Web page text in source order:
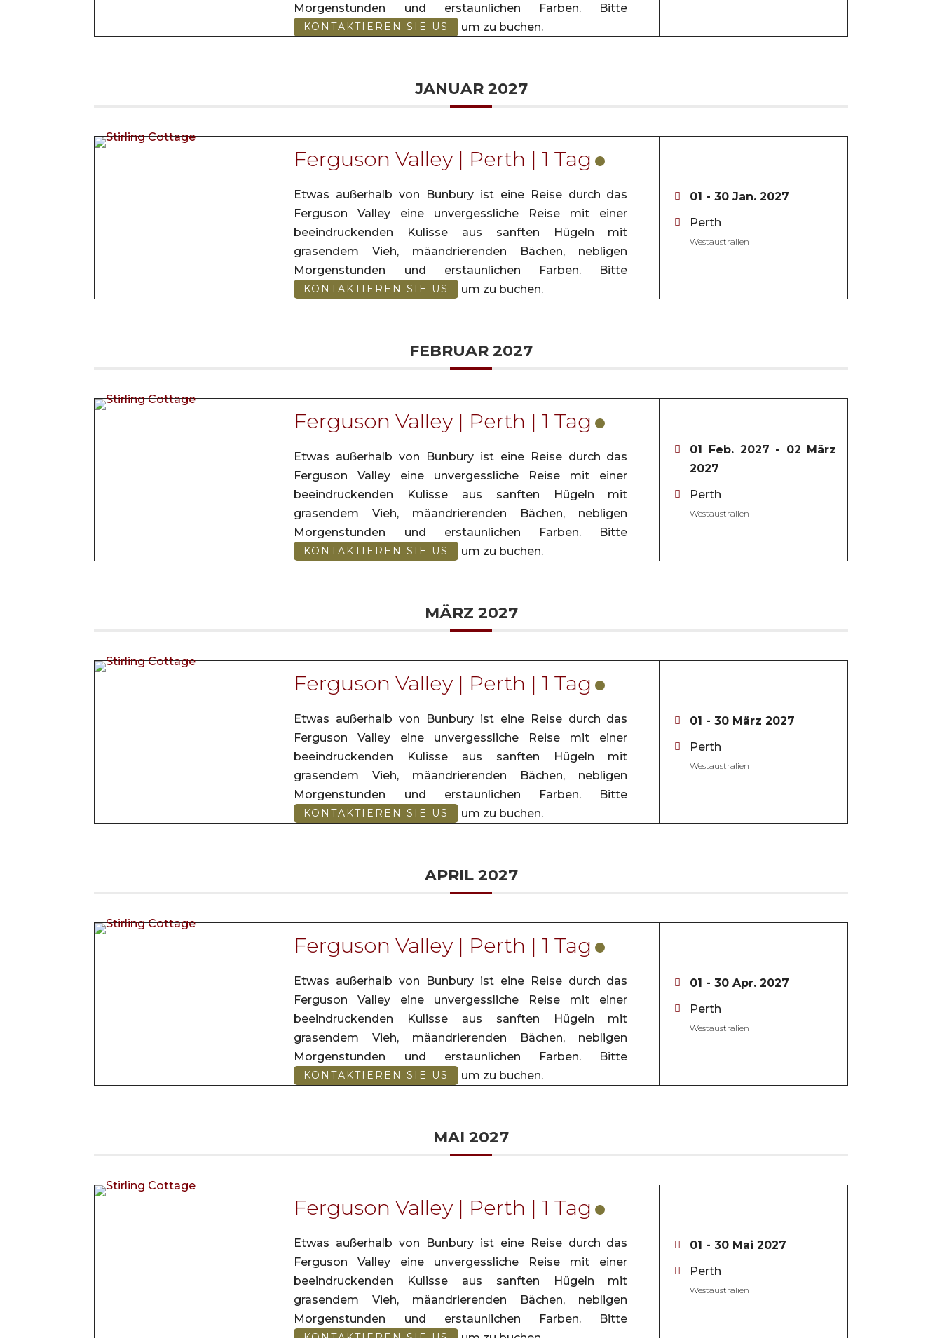
Morgenstunden und erstaunlichen Farben. Bitte
KONTAKTIEREN SIE US um zu buchen.
JANUAR 2027
Ferguson Valley | Perth | 1 Tag
Etwas außerhalb von Bunbury ist eine Reise durch das
Ferguson Valley eine unvergessliche Reise mit einer
beeindruckenden Kulisse aus sanften Hügeln mit
grasendem Vieh, mäandrierenden Bächen, nebligen
Morgenstunden und erstaunlichen Farben. Bitte
KONTAKTIEREN SIE US um zu buchen.
01 - 30 Jan. 2027
Perth
Westaustralien
FEBRUAR 2027
Ferguson Valley | Perth | 1 Tag
Etwas außerhalb von Bunbury ist eine Reise durch das
Ferguson Valley eine unvergessliche Reise mit einer
beeindruckenden Kulisse aus sanften Hügeln mit
grasendem Vieh, mäandrierenden Bächen, nebligen
Morgenstunden und erstaunlichen Farben. Bitte
KONTAKTIEREN SIE US um zu buchen.
01 Feb. 2027 - 02 März
2027
Perth
Westaustralien
MÄRZ 2027
Ferguson Valley | Perth | 1 Tag
Etwas außerhalb von Bunbury ist eine Reise durch das
Ferguson Valley eine unvergessliche Reise mit einer
beeindruckenden Kulisse aus sanften Hügeln mit
grasendem Vieh, mäandrierenden Bächen, nebligen
Morgenstunden und erstaunlichen Farben. Bitte
KONTAKTIEREN SIE US um zu buchen.
01 - 30 März 2027
Perth
Westaustralien
APRIL 2027
Ferguson Valley | Perth | 1 Tag
Etwas außerhalb von Bunbury ist eine Reise durch das
Ferguson Valley eine unvergessliche Reise mit einer
beeindruckenden Kulisse aus sanften Hügeln mit
grasendem Vieh, mäandrierenden Bächen, nebligen
Morgenstunden und erstaunlichen Farben. Bitte
KONTAKTIEREN SIE US um zu buchen.
01 - 30 Apr. 2027
Perth
Westaustralien
MAI 2027
Ferguson Valley | Perth | 1 Tag
Etwas außerhalb von Bunbury ist eine Reise durch das
Ferguson Valley eine unvergessliche Reise mit einer
beeindruckenden Kulisse aus sanften Hügeln mit
grasendem Vieh, mäandrierenden Bächen, nebligen
Morgenstunden und erstaunlichen Farben. Bitte
01 - 30 Mai 2027
Perth
Westaustralien